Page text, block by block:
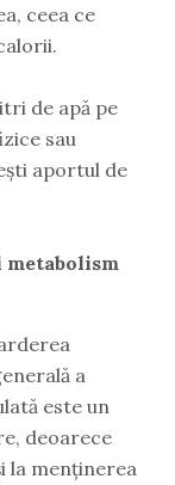
ceea ce
de apă pe
sau
aportul de
metabolism
a
este un
deoarece
la menținerea